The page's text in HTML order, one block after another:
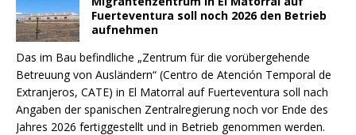
Fuerteventura soll noch 2026 den Betrieb
aufnehmen
Das im Bau befindliche „Zentrum für die vorübergehende
Betreuung von Ausländern“ (Centro de Atención Temporal de
Extranjeros, CATE) in El Matorral auf Fuerteventura soll nach
Angaben der spanischen Zentralregierung noch vor Ende des
Jahres 2026 fertiggestellt und in Betrieb genommen werden.